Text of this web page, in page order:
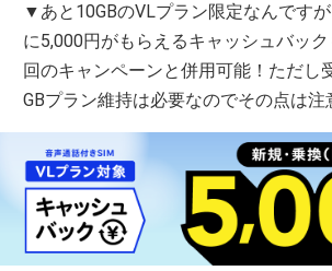
▼あと10GBのVLプラン限定なんです
に5,000円がもらえるキャッシュバッ
回のキャンペーンと併用可能！ただし
GBプラン維持は必要なのでその点は注